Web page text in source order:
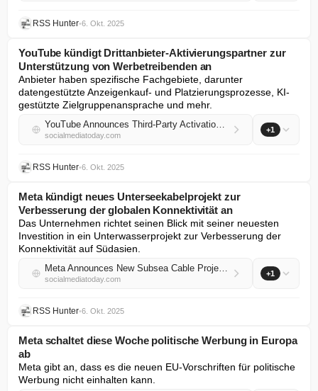
RSS Hunter•6. Okt. 2025
YouTube kündigt Drittanbieter-Aktivierungspartner zur
Unterstützung von Werbetreibenden an
Anbieter haben spezifische Fachgebiete, darunter
datengestützte Anzeigenkauf- und Platzierungsprozesse, KI-
gestützte Zielgruppenansprache und mehr.
YouTube Announces Third-Party Activation Partners To Support Advertisers
socialmediatoday.com
+1
RSS Hunter•6. Okt. 2025
Meta kündigt neues Unterseekabelprojekt zur
Verbesserung der globalen Konnektivität an
Das Unternehmen richtet seinen Blick mit seiner neuesten
Investition in ein Unterwasserprojekt zur Verbesserung der
Konnektivität auf Südasien.
Meta Announces New Subsea Cable Project to Increase Global Connectivity
socialmediatoday.com
+1
RSS Hunter•6. Okt. 2025
Meta schaltet diese Woche politische Werbung in Europa
ab
Meta gibt an, dass es die neuen EU-Vorschriften für politische
Werbung nicht einhalten kann.